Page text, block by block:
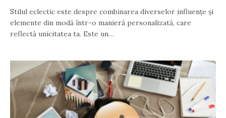
Stilul eclectic este despre combinarea diverselor influențe și
elemente din modă într-o manieră personalizată, care
reflectă unicitatea ta. Este un…